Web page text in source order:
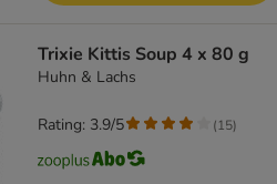
Trixie Kittis Soup 4 x 80 g
Huhn & Lachs
Rating: 3.9/5 (15)